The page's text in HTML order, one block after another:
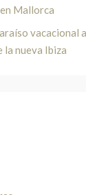
Mallorca
vacacional
la nueva Ibiza